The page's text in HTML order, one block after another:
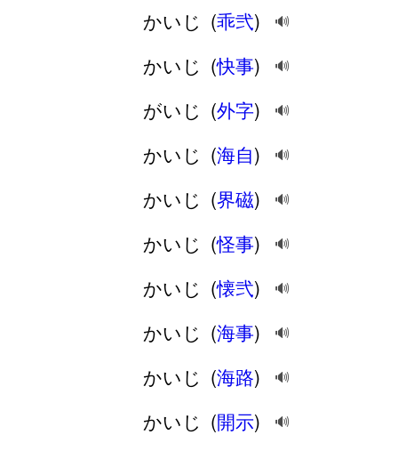
かいじ (乖弐) 🔊
かいじ (快事) 🔊
がいじ (外字) 🔊
かいじ (海自) 🔊
かいじ (界磁) 🔊
かいじ (怪事) 🔊
かいじ (懐弐) 🔊
かいじ (海事) 🔊
かいじ (海路) 🔊
かいじ (開示) 🔊